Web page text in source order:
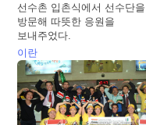
선수촌 입촌식에서 선수단을
방문해 따뜻한 응원을
보내주었다.
이란